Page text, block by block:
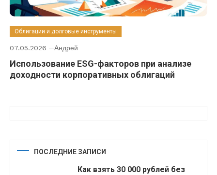
Облигации и долговые инструменты
07.05.2026 Андрей
Использование ESG-факторов при анализе
доходности корпоративных облигаций
ПОСЛЕДНИЕ ЗАПИСИ
Как взять 30 000 рублей без